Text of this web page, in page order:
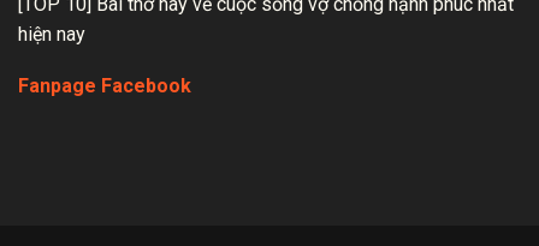
[TOP 10] Bài thơ hay về cuộc sống vợ chồng hạnh phúc nhất
hiện nay
Fanpage Facebook